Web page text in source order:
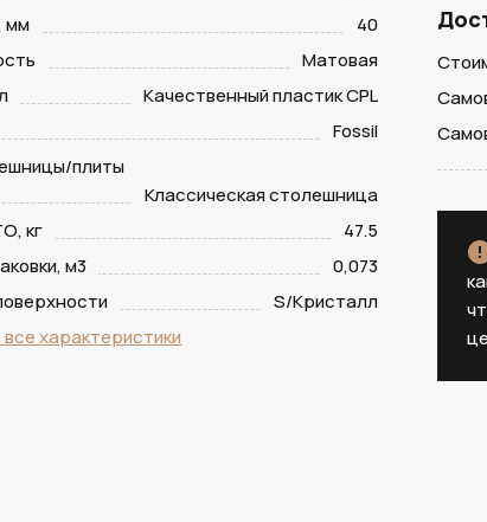
мм
40
Матовая
Качественный пластик CPL
Fossil
плиты
Классическая столешница
кг
47.5
м3
0,073
S/Кристалл
характеристики